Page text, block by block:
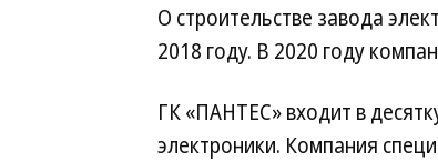
О строительстве завода
2018 году. В 2020 году
ГК «ПАНТЕС» входит в
электроники. Компания